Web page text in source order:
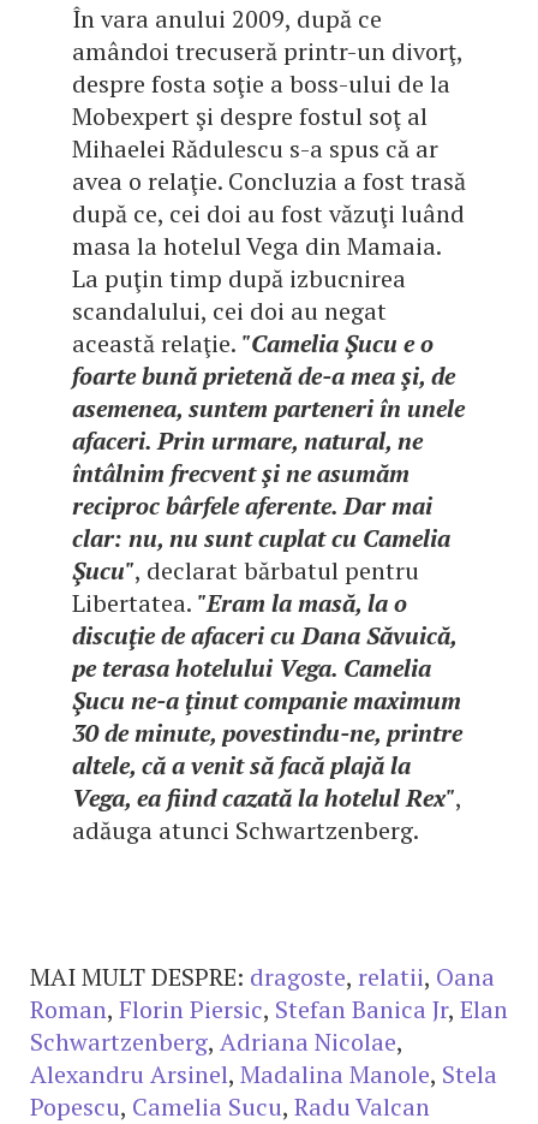
În vara anului 2009, după ce
amândoi trecuseră printr-un divorţ,
despre fosta soţie a boss-ului de la
Mobexpert şi despre fostul soţ al
Mihaelei Rădulescu s-a spus că ar
avea o relaţie. Concluzia a fost trasă
după ce, cei doi au fost văzuţi luând
masa la hotelul Vega din Mamaia.
La puţin timp după izbucnirea
scandalului, cei doi au negat
această relaţie. "Camelia Şucu e o
foarte bună prietenă de-a mea şi, de
asemenea, suntem parteneri în unele
afaceri. Prin urmare, natural, ne
întâlnim frecvent şi ne asumăm
reciproc bârfele aferente. Dar mai
clar: nu, nu sunt cuplat cu Camelia
Şucu", declarat bărbatul pentru
Libertatea. "Eram la masă, la o
discuţie de afaceri cu Dana Săvuică,
pe terasa hotelului Vega. Camelia
Şucu ne-a ţinut companie maximum
30 de minute, povestindu-ne, printre
altele, că a venit să facă plajă la
Vega, ea fiind cazată la hotelul Rex",
adăuga atunci Schwartzenberg.
MAI MULT DESPRE: dragoste, relatii, Oana
Roman, Florin Piersic, Stefan Banica Jr, Elan
Schwartzenberg, Adriana Nicolae,
Alexandru Arsinel, Madalina Manole, Stela
Popescu, Camelia Sucu, Radu Valcan